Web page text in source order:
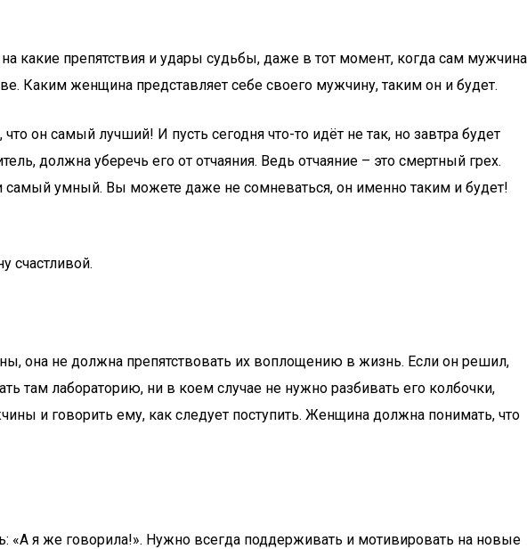
какие препятствия и удары судьбы, даже в тот момент, когда сам мужчина
Каким женщина представляет себе своего мужчину, таким он и будет.
он самый лучший! И пусть сегодня что-то идёт не так, но завтра будет
должна уберечь его от отчаяния. Ведь отчаяние – это смертный грех.
умный. Вы можете даже не сомневаться, он именно таким и будет!
счастливой.
она не должна препятствовать их воплощению в жизнь. Если он решил,
там лабораторию, ни в коем случае не нужно разбивать его колбочки,
и говорить ему, как следует поступить. Женщина должна понимать, что
«А я же говорила!». Нужно всегда поддерживать и мотивировать на новые